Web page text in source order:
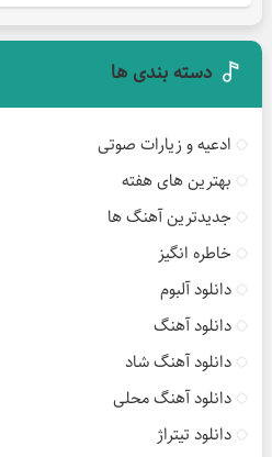
دسته بندی ها
ادعیه و زیارات صوتی
بهترین های هفته
جدیدترین آهنگ ها
خاطره انگیز
دانلود آلبوم
دانلود آهنگ
دانلود آهنگ شاد
دانلود آهنگ محلی
دانلود تیتراژ